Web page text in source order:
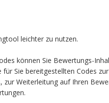
leichter zu nutzen.
können Sie Bewertungs-
für Sie bereitgestellten Codes
zur Weiterleitung auf Ihren